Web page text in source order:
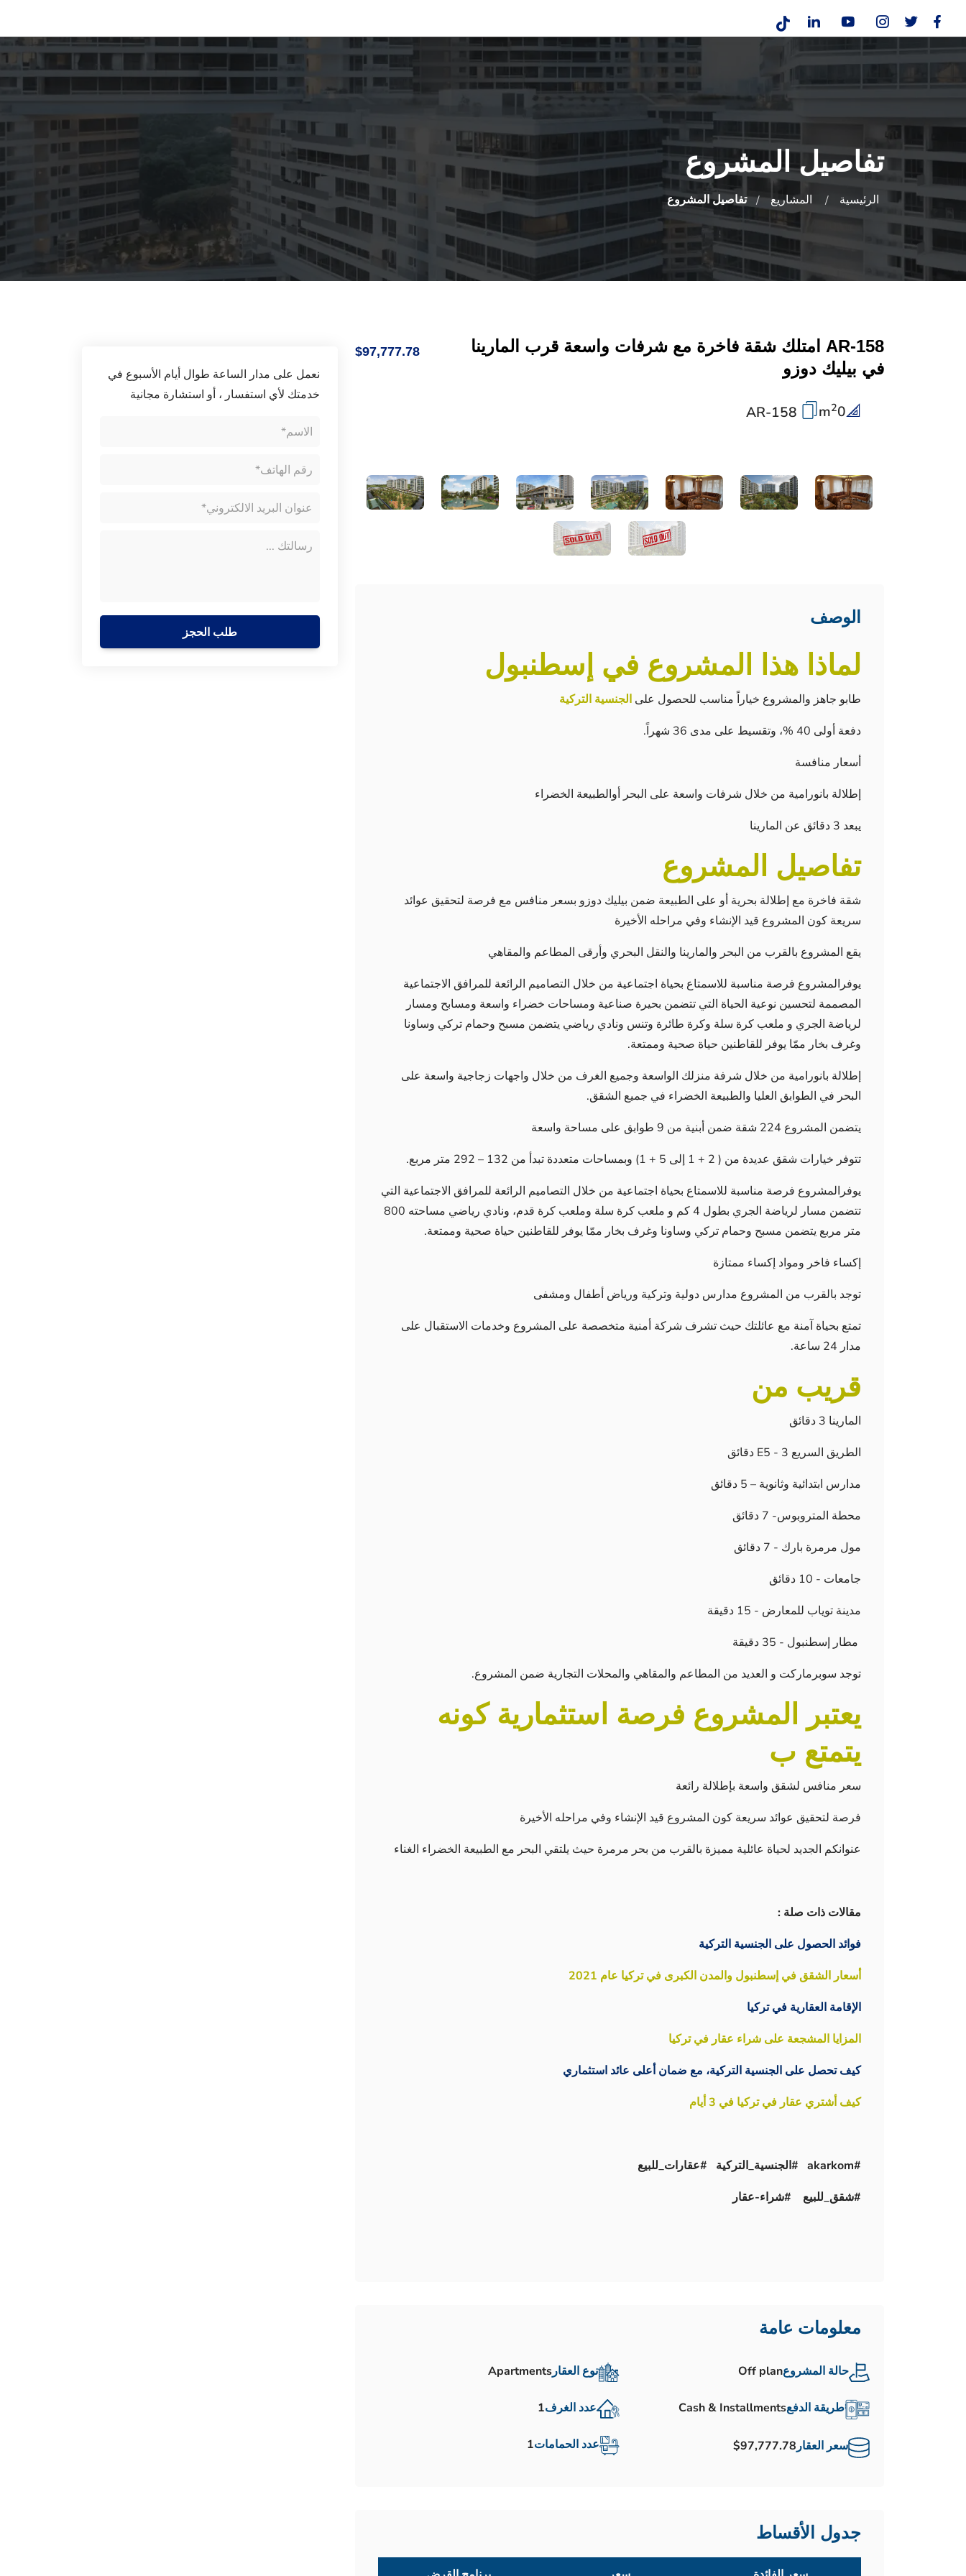
تفاصيل المشروع
الرئيسية المشاريع تفاصيل المشروع
AR-158 امتلك شقة فاخرة مع شرفات واسعة قرب المارينا
في بيليك دوزو
$97,777.78
0
m2
الوصف
لماذا هذا المشروع في إسطنبول
طابو جاهز والمشروع خياراً مناسب للحصول على الجنسية التركية
دفعة أولى 40 %، وتقسيط على مدى 36 شهراً.
أسعار منافسة
إطلالة بانورامية من خلال شرفات واسعة على البحر أوالطبيعة الخضراء
يبعد 3 دقائق عن المارينا
تفاصيل المشروع
شقة فاخرة مع إطلالة بحرية أو على الطبيعة ضمن بيليك دوزو بسعر منافس مع فرصة لتحقيق عوائد
سريعة كون المشروع قيد الإنشاء وفي مراحله الأخيرة
يقع المشروع بالقرب من البحر والمارينا والنقل البحري وأرقى المطاعم والمقاهي
يوفرالمشروع فرصة مناسبة للاسمتاع بحياة اجتماعية من خلال التصاميم الرائعة للمرافق الاجتماعية
المصممة لتحسين نوعية الحياة التي تتضمن بحيرة صناعية ومساحات خضراء واسعة ومسابح ومسار
لرياضة الجري و ملعب كرة سلة وكرة طائرة وتنس ونادي رياضي يتضمن مسبح وحمام تركي وساونا
وغرف بخار ممّا يوفر للقاطنين حياة صحية وممتعة.
إطلالة بانورامية من خلال شرفة منزلك الواسعة وجميع الغرف من خلال واجهات زجاجية واسعة على
البحر في الطوابق العليا والطبيعة الخضراء في جميع الشقق.
يتضمن المشروع 224 شقة ضمن أبنية من 9 طوابق على مساحة واسعة
تتوفر خيارات شقق عديدة من ( 2 + 1 إلى 5 + 1) وبمساحات متعددة تبدأ من 132 – 292 متر مربع.
يوفرالمشروع فرصة مناسبة للاسمتاع بحياة اجتماعية من خلال التصاميم الرائعة للمرافق الاجتماعية التي
تتضمن مسار لرياضة الجري بطول 4 كم و ملعب كرة سلة وملعب كرة قدم، ونادي رياضي مساحته 800
متر مربع يتضمن مسبح وحمام تركي وساونا وغرف بخار ممّا يوفر للقاطنين حياة صحية وممتعة.
إكساء فاخر ومواد إكساء ممتازة
توجد بالقرب من المشروع مدارس دولية وتركية ورياض أطفال ومشفى
تمتع بحياة آمنة مع عائلتك حيث تشرف شركة أمنية متخصصة على المشروع وخدمات الاستقبال على
مدار 24 ساعة.
قريب من
المارينا 3 دقائق
الطريق السريع E5 - 3 دقائق
مدارس ابتدائية وثانوية – 5 دقائق
محطة المتروبوس- 7 دقائق
مول مرمرة بارك - 7 دقائق
جامعات - 10 دقائق
مدينة توياب للمعارض - 15 دقيقة
مطار إسطنبول - 35 دقيقة
توجد سوبرماركت و العديد من المطاعم والمقاهي والمحلات التجارية ضمن المشروع.
يعتبر المشروع فرصة استثمارية كونه
يتمتع ب
سعر منافس لشقق واسعة بإطلالة رائعة
فرصة لتحقيق عوائد سريعة كون المشروع قيد الإنشاء وفي مراحله الأخيرة
عنوانكم الجديد لحياة عائلية مميزة بالقرب من بحر مرمرة حيث يلتقي البحر مع الطبيعة الخضراء الغناء
مقالات ذات صلة :
فوائد الحصول على الجنسية التركية
أسعار الشقق في إسطنبول والمدن الكبرى في تركيا عام 2021
الإقامة العقارية في تركيا
المزايا المشجعة على شراء عقار في تركيا
كيف تحصل على الجنسية التركية، مع ضمان أعلى عائد استثماري
كيف أشتري عقار في تركيا في 3 أيام
#akarkom #الجنسية_التركية #عقارات_للبيع
#شقق_للبيع #شراء-عقار
معلومات عامة
حالة المشروعOff plan
طريقة الدفعCash & Installments
سعر العقار$97,777.78
نوع العقارApartments
عدد الغرف1
عدد الحمامات1
جدول الأقساط
نعمل على مدار الساعة طوال أيام الأسبوع في
خدمتك لأي استفسار ، أو استشارة مجانية
طلب الحجز